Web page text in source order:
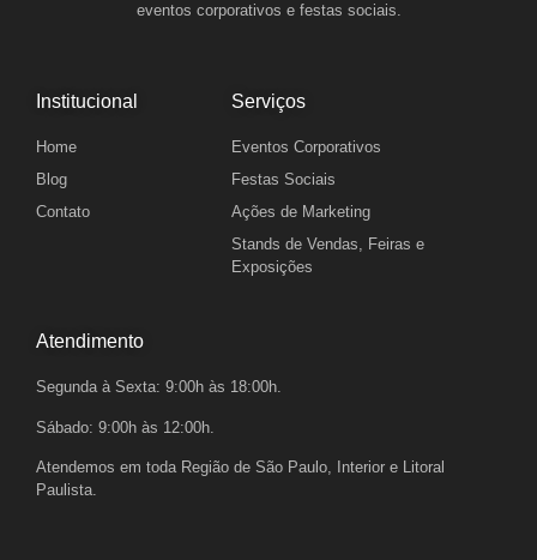
eventos corporativos e festas sociais.
Institucional
Home
Blog
Contato
Serviços
Eventos Corporativos
Festas Sociais
Ações de Marketing
Stands de Vendas, Feiras e
Exposições
Atendimento
Segunda à Sexta: 9:00h às 18:00h.
Sábado: 9:00h às 12:00h.
Atendemos em toda Região de São Paulo, Interior e Litoral
Paulista.